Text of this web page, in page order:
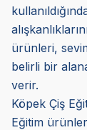
ürünleri,
belirli bir
verir.
Köpek Çiş
Eğitim